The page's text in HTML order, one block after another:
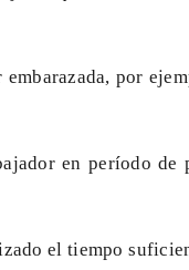
por
en período de
el tiempo